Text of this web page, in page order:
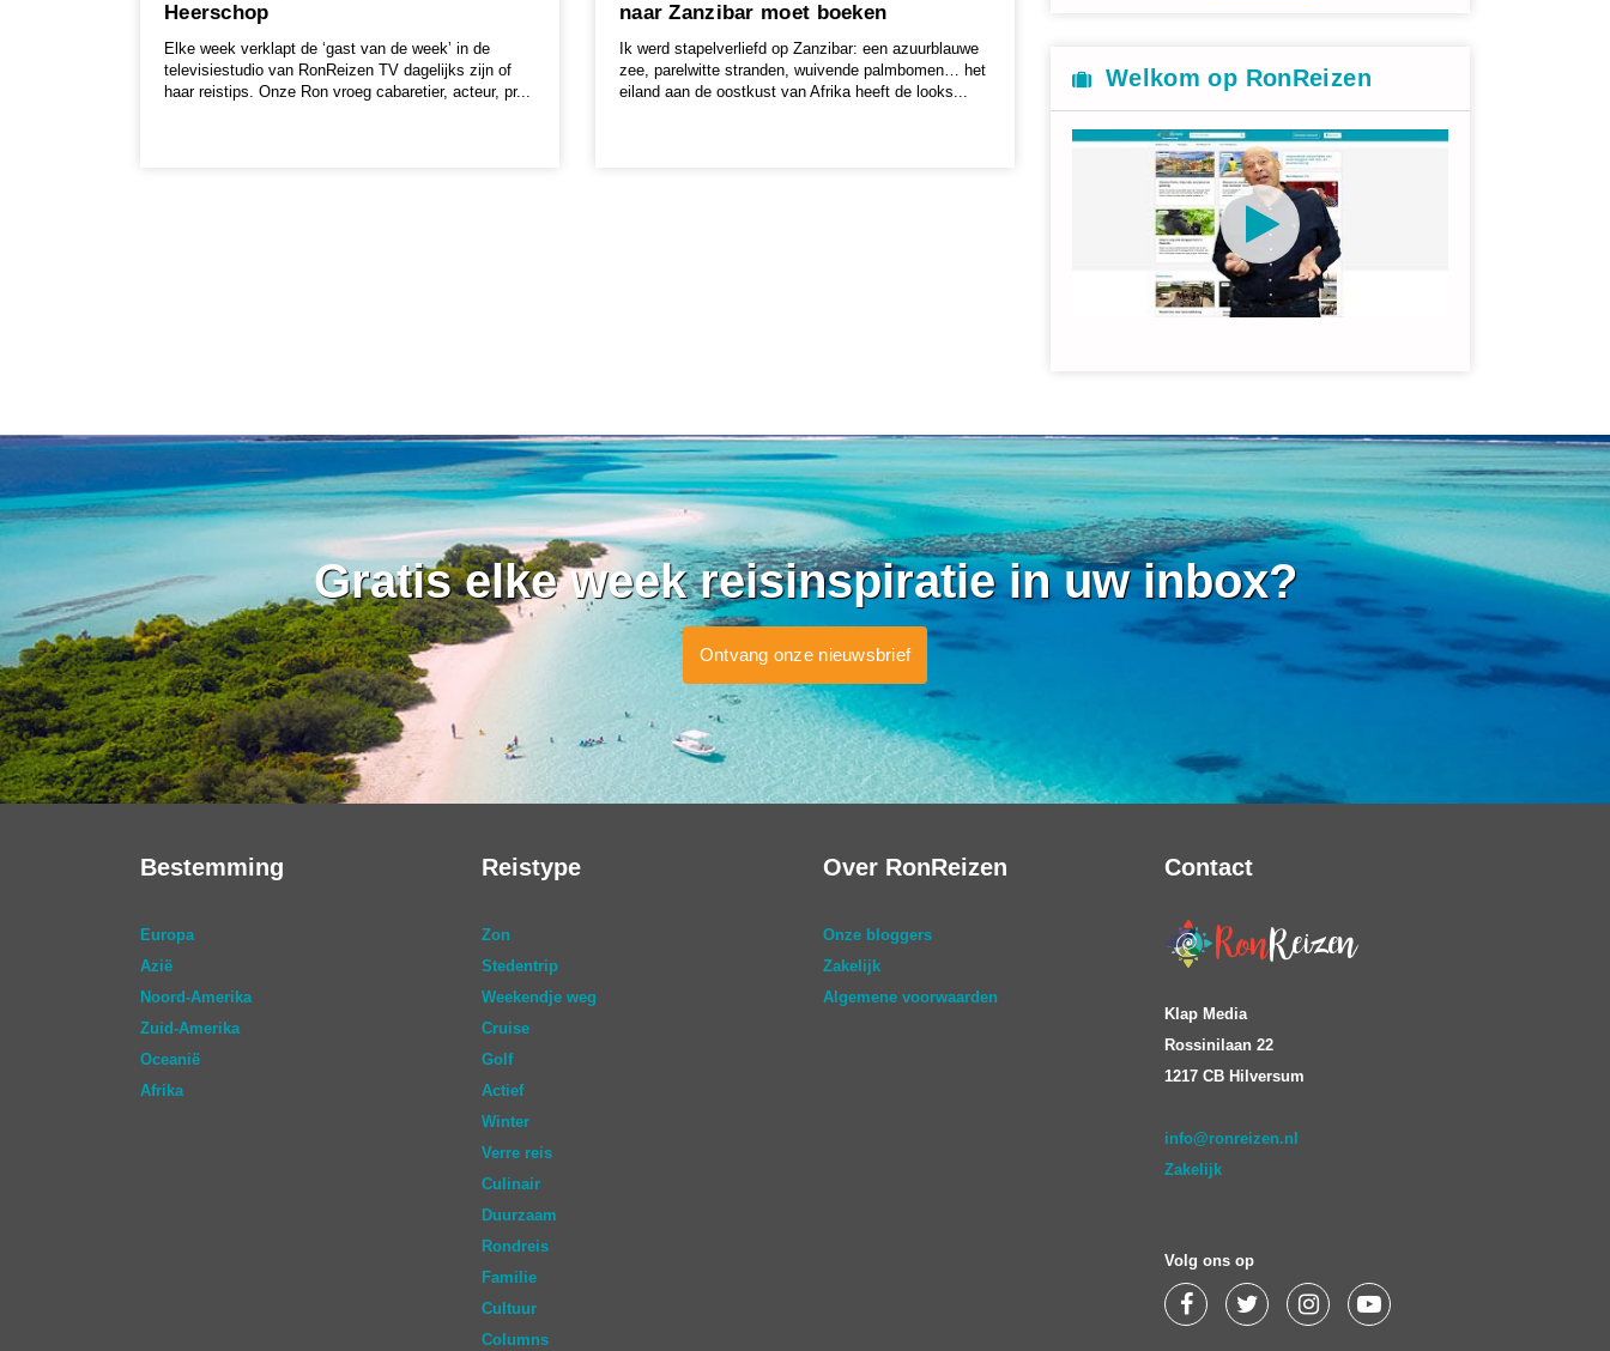
Heerschop
Elke week verklapt de ‘gast van de week’ in de
televisiestudio van RonReizen TV dagelijks zijn of
haar reistips. Onze Ron vroeg cabaretier, acteur, pr...
naar Zanzibar moet boeken
Ik werd stapelverliefd op Zanzibar: een azuurblauwe
zee, parelwitte stranden, wuivende palmbomen… het
eiland aan de oostkust van Afrika heeft de looks...
Welkom op RonReizen
Gratis elke week reisinspiratie in uw inbox?
Ontvang onze nieuwsbrief
Bestemming
Europa
Azië
Noord-Amerika
Zuid-Amerika
Oceanië
Afrika
Reistype
Zon
Stedentrip
Weekendje weg
Cruise
Golf
Actief
Winter
Verre reis
Culinair
Duurzaam
Rondreis
Familie
Cultuur
Columns
Over RonReizen
Onze bloggers
Zakelijk
Algemene voorwaarden
Contact
Klap Media
Rossinilaan 22
1217 CB Hilversum
info@ronreizen.nl
Zakelijk
Volg ons op